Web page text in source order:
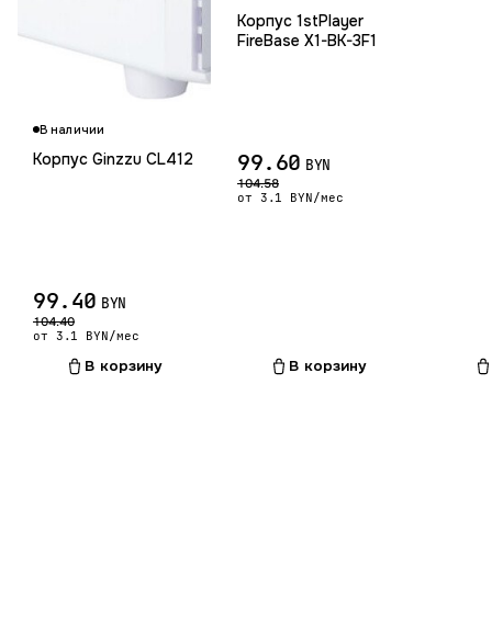
В наличии
Корпус Ginzzu CL412
99.40 BYN
104.40
от 3.1 BYN/мес
В корзину
Корпус 1stPlayer
FireBase X1-BK-3F1
99.60 BYN
104.58
от 3.1 BYN/мес
В корзину